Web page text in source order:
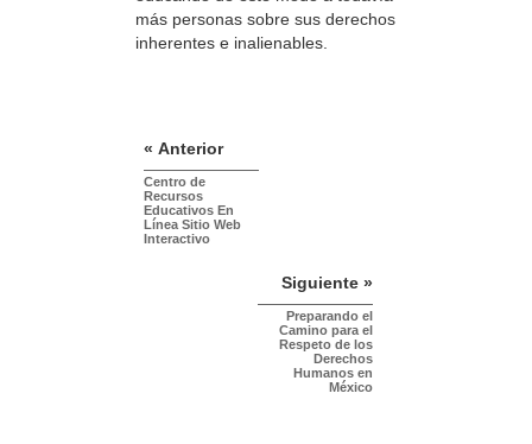
más personas sobre sus derechos
inherentes e inalienables.
« Anterior
Centro de
Recursos
Educativos En
Línea Sitio Web
Interactivo
Siguiente »
Preparando el
Camino para el
Respeto de los
Derechos
Humanos en
México